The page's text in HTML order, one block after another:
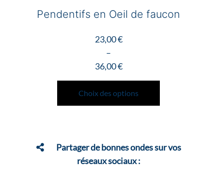
Pendentifs en Oeil de faucon
23,00€
–
36,00€
Plage
de
prix :
36,00 €
Choix des options
Ce
a
Les
Partager de bonnes ondes sur vos
réseaux sociaux :